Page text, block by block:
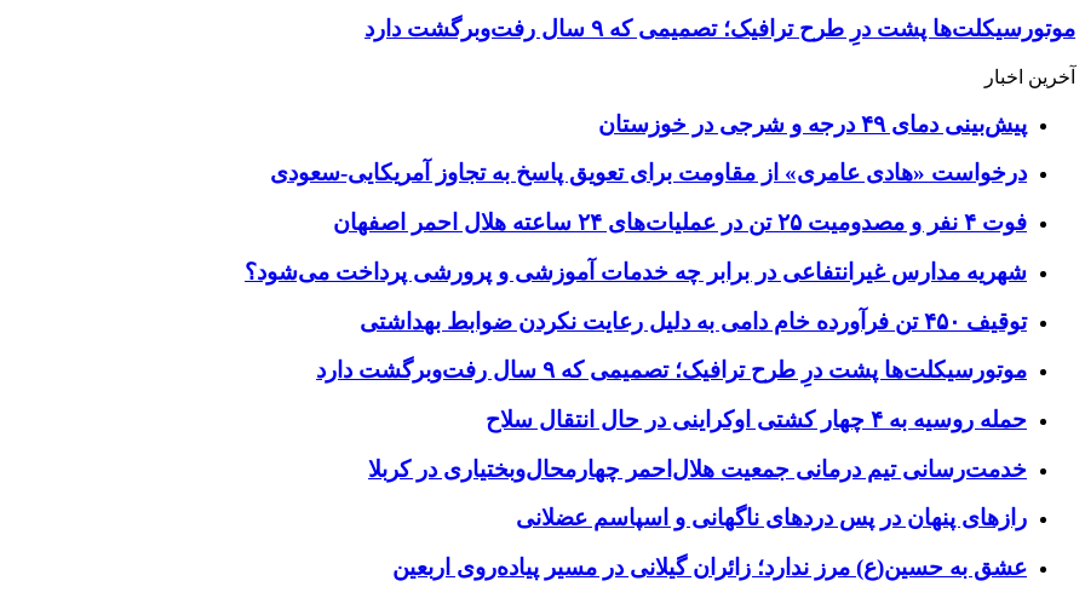
موتورسیکلت‌ها پشت درِ طرح ترافیک؛ تصمیمی که ۹ سال رفت‌وبرگشت دارد
آخرین اخبار
پیش‌بینی دمای ۴۹ درجه و شرجی در خوزستان
درخواست «هادی عامری» از مقاومت برای تعویق پاسخ به تجاوز آمریکایی-سعودی
فوت ۴ نفر و مصدومیت ۲۵ تن در عملیات‌های ۲۴ ساعته هلال احمر اصفهان
شهریه مدارس غیرانتفاعی در برابر چه خدمات آموزشی و پرورشی پرداخت می‌شود؟
توقیف ۴۵۰ تن فرآورده خام دامی به دلیل رعایت نکردن ضوابط بهداشتی
موتورسیکلت‌ها پشت درِ طرح ترافیک؛ تصمیمی که ۹ سال رفت‌وبرگشت دارد
حمله روسیه به ۴ چهار کشتی اوکراینی در حال انتقال سلاح
خدمت‌رسانی تیم درمانی جمعیت هلال‌احمر چهارمحال‌وبختیاری در کربلا
رازهای پنهان در پس دردهای ناگهانی و اسپاسم عضلانی
عشق به حسین(ع) مرز ندارد؛ زائران گیلانی در مسیر پیاده‌روی اربعین